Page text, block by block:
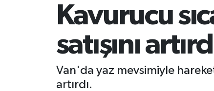
Kavurucu
satışını
Van'da yaz mevsimiyle
artırdı.
Iğdır Trafik Yoğunluk Haritası
Süper Lig Puan Durumu ve Fikstür
Tüm Manşetler